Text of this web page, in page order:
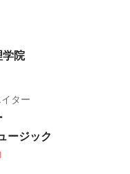
学院
ター
ージック